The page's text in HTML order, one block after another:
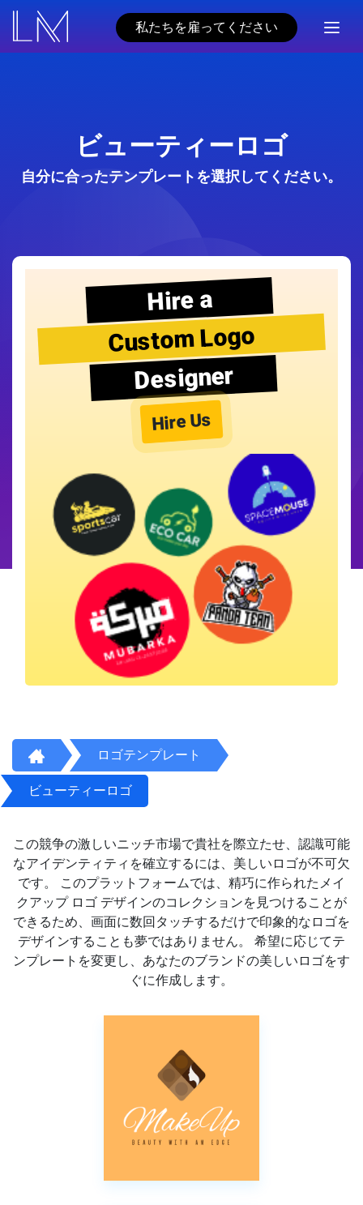
私たちを雇ってください
ビューティーロゴ
自分に合ったテンプレートを選択してください。
Hire a
Custom Logo
Designer
Hire Us
ロゴテンプレート
ビューティーロゴ
この競争の激しいニッチ市場で貴社を際立たせ、認識可能
なアイデンティティを確立するには、美しいロゴが不可欠
です。 このプラットフォームでは、精巧に作られたメイ
クアップ ロゴ デザインのコレクションを見つけることが
できるため、画面に数回タッチするだけで印象的なロゴを
デザインすることも夢ではありません。 希望に応じてテ
ンプレートを変更し、あなたのブランドの美しいロゴをす
ぐに作成します。